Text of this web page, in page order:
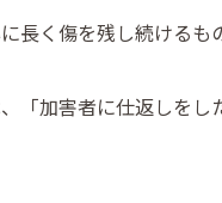
長く傷を残し続けるも
「加害者に仕返しを